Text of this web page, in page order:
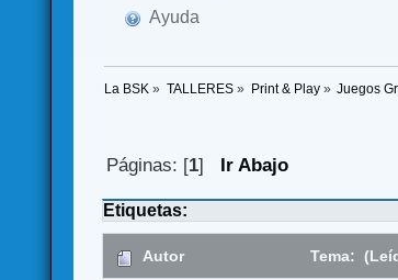
Ayuda
La BSK » TALLERES» Print & Play» Juegos
Páginas: [1] Ir Abajo
Etiquetas:
Autor Tema: